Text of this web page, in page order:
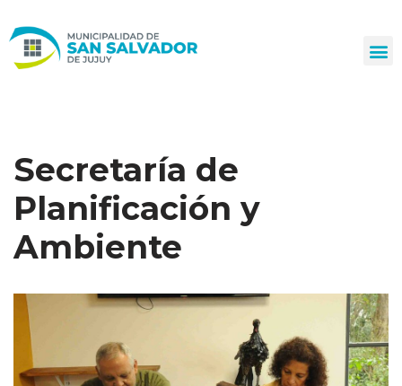
al
Secretaría de
Planificación y
Ambiente